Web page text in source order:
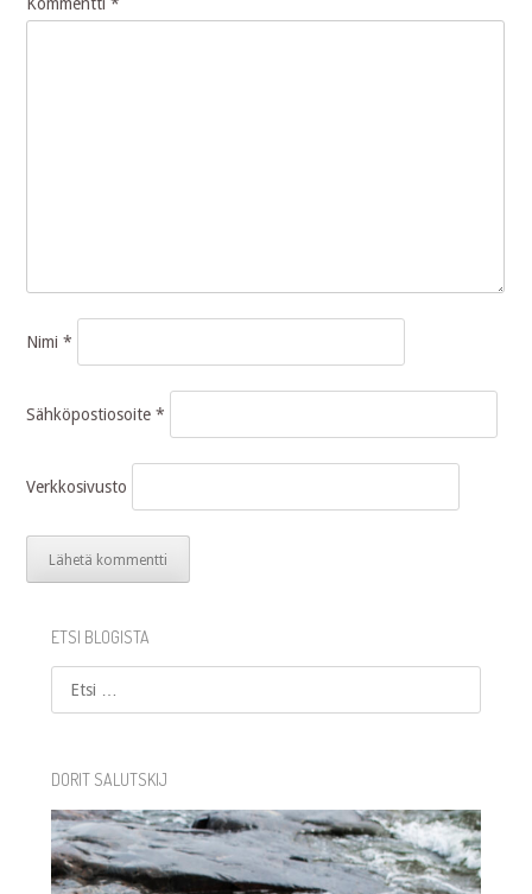
Nimi*
Sähköpostiosoite*
Verkkosivusto
ETSI BLOGISTA
Etsi
DORIT SALUTSKIJ